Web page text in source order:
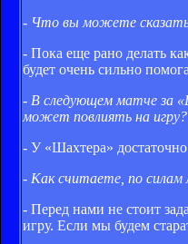
- Что вы можете сказать
- Пока еще рано делать
будет очень сильно
- В следующем матче за
может повлиять на игру?
- У «Шахтера» достаточно
- Как считаете, по силам
- Перед нами не стоит
игру. Если мы будем